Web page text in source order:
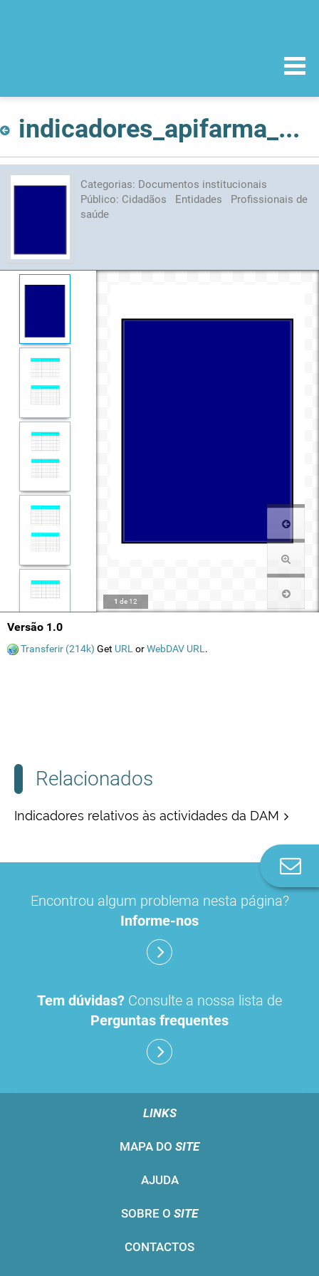
indicadores_apifarma_Maior2008.pdf
Categorias: Documentos institucionais
Público: Cidadãos Entidades
Profissionais de
saúde
1 de 12
Versão 1.0
Transferir (214k) Get URL orWebDAV URL .
Relacionados
Indicadores relativos às actividades da DAM
Encontrou algum problema nesta página?
Informe-nos
Tem dúvidas? Consulte a nossa lista de
Perguntas frequentes
LINKS
MAPA DO SITE
AJUDA
SOBRE O SITE
CONTACTOS